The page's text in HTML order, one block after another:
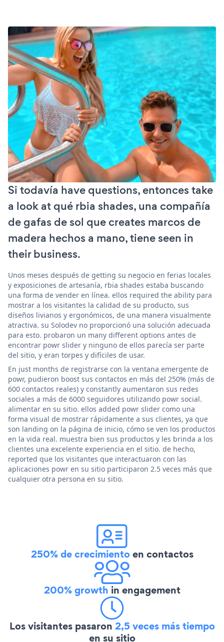
Si todavía have questions, entonces take
a look at qué rbia shades, una compañía
de gafas de sol que creates marcos de
madera hechos a mano, tiene seen in
their business.
Unos meses después de getting su negocio en ferias locales
y exposiciones de artesanía, rbia shades estaba buscando
una forma de vender en línea. ellos required the ability para
mostrar a los visitantes la calidad de su producto, sus
diseños livianos y ergonómicos, de una manera visualmente
atractiva. su Solodev no proporcionó una solución adecuada
para esto. probaron un many different options antes de
encontrar powr slider y ninguno de ellos parecía ser parte
del sitio, y eran torpes y difíciles de usar.
En just months de registrarse con la ventana emergente de
powr, pudieron boost sus contactos en más del 250% (más de
600 contactos reales) y constantly aumentaron sus redes
sociales a más de 6000 seguidores utilizando powr social.
alimentar en su sitio. ellos added powr slider como una
forma visual de mostrar rápidamente a sus clientes, ya que
son landing on la página de inicio, cómo se ven los productos
en la vida real. muestra bien sus productos y les brinda a los
clientes una excelente experiencia en el sitio. de hecho,
reported que los visitantes que interactuaron con las
aplicaciones powr en su sitio participaron 2.5 veces más que
cualquier otra persona en su sitio.
250% de crecimientoen contactos
200% growth in engagement
Los visitantes pasaron 2,5 veces más tiempo
en su sitio